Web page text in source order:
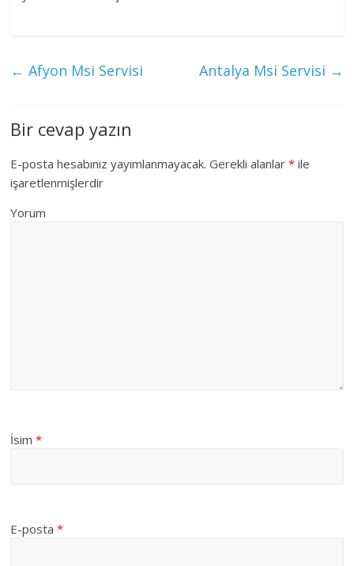
← Afyon Msi Servisi Antalya Msi Servisi →
Bir cevap yazın
E-posta hesabınız yayımlanmayacak. Gerekli alanlar* ile
işaretlenmişlerdir
Yorum
İsim*
E-posta*